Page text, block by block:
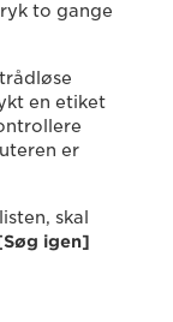
to gange
en etiket
er
skal
igen]